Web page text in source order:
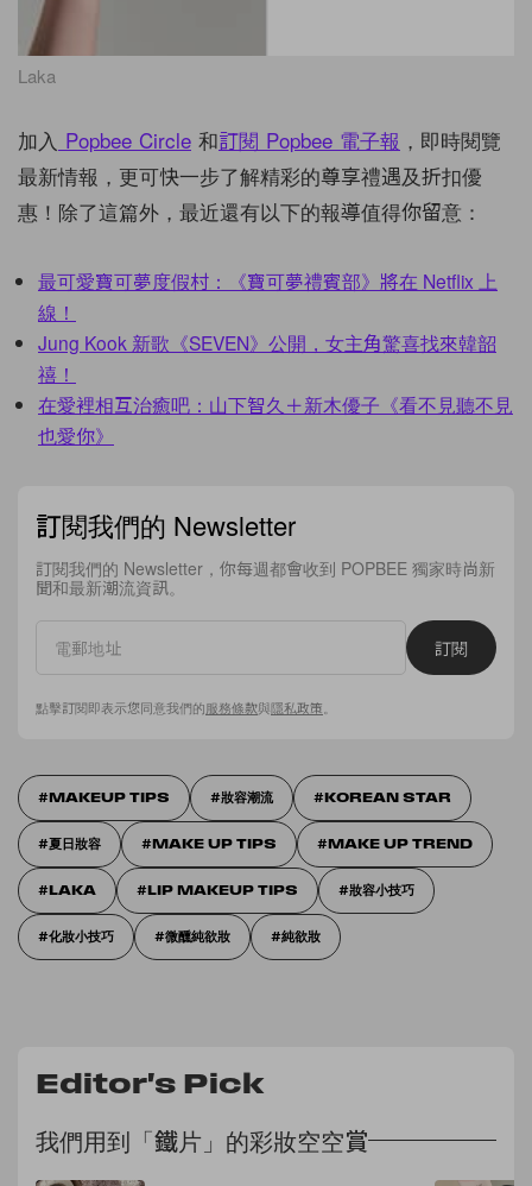
Laka
加入 Popbee Circle 和訂閱 Popbee 電子報 ，即時閱覽
最新情報，更可快一步了解精彩的尊享禮遇及折扣優
惠！除了這篇外，最近還有以下的報導值得你留意：
最可愛寶可夢度假村：《寶可夢禮賓部》將在 Netflix 上
線！
Jung Kook 新歌《SEVEN》公開，女主角驚喜找來韓韶
禧！
在愛裡相互治癒吧：山下智久＋新木優子《看不見聽不見
也愛你》
訂閱我們的 Newsletter
訂閱我們的 Newsletter，你每週都會收到 POPBEE 獨家時尚新
聞和最新潮流資訊。
訂閱
點擊訂閱即表示您同意我們的服務條款與隱私政策
MAKEUP TIPS 妝容潮流 KOREAN STAR
夏日妝容 MAKE UP TIPS MAKE UP TREND
LAKA LIP MAKEUP TIPS 妝容小技巧
化妝小技巧 微醺純欲妝 純欲妝
Editor's Pick
我們用到「鐵片」的彩妝空空賞